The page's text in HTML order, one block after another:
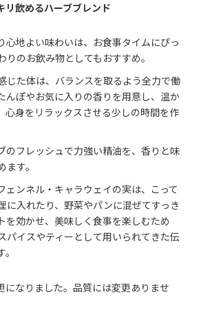
リ飲めるハーブブレンド
心地よい味わいは、お食事タイムにぴっ
りのお飲み物としてもおすすめ。
じた体は、バランスを取るよう全力で働
んぽやお気に入りの香りを用意し、温か
心身をリラックスさせる少しの時間を作
のフレッシュで力強い精油を、香りと味
す。
ェンネル・キャラウェイの実は、こって
に入れたり、野菜やパンに混ぜてすっき
を効かせ、美味しく食事を楽しむため
パイスやティーとして用いられてきた伝
なりました。品質には変更ありませ